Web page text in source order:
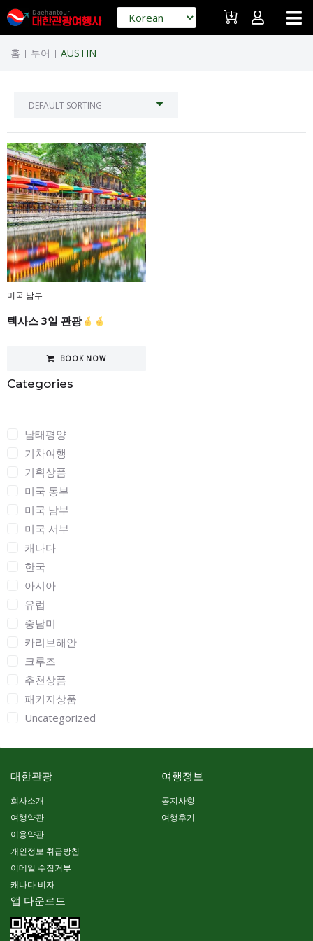
홈 | 투어 | AUSTIN
Categories
남태평양
기차여행
기획상품
미국 동부
미국 남부
미국 서부
캐나다
한국
아시아
유럽
중남미
카리브해안
크루즈
추천상품
패키지상품
Uncategorized
미국 남부
텍사스 3일 관광
BOOK NOW
대한관광
회사소개
여행약관
이용약관
개인정보 취급방침
이메일 수집거부
캐나다 비자
여행정보
공지사항
여행후기
앱 다운로드